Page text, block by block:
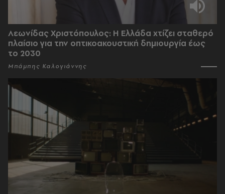
Λεωνίδας Χριστόπουλος: Η Ελλάδα χτίζει σταθερό
πλαίσιο για την οπτικοακουστική δημιουργία έως
το 2030
Μπάμπης Καλογιάννης